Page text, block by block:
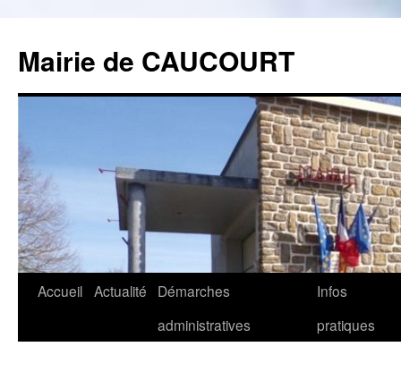
Mairie de CAUCOURT
Aller
Accueil Actualité
Démarches
administratives
Infos
pratiques